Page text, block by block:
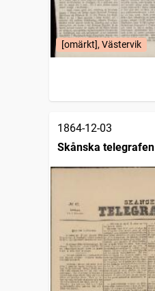
[omärkt], Västervik
1864-12-03
Skånska telegrafen